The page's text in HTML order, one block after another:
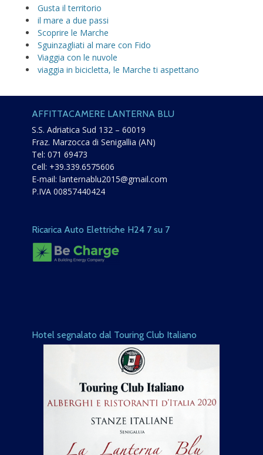
Gusta il territorio
il mare a due passi
Scoprire le Marche
Sguinzagliati al mare con Fido
Viaggia con le nuvole
viaggia in bicicletta, le Marche ti aspettano
AFFITTACAMERE LANTERNA BLU
S.S. Adriatica Sud 132 – 60019
Fraz. Marzocca di Senigallia (AN)
Tel: 071 69473
Cell: +39.339.6575606
E-mail: lanternablu2015@gmail.com
P.IVA 00857440424
Ricarica Auto Elettriche H24 7 su 7
Hotel segnalato dal Touring Club Italiano